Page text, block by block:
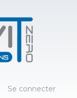
Se connecter